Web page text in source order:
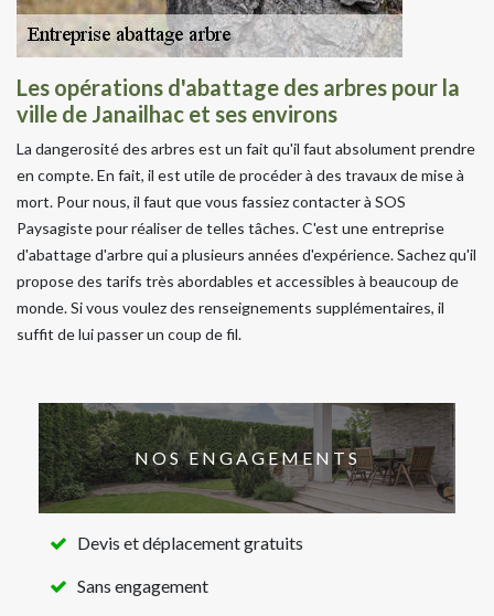
Les opérations d'abattage des arbres pour la
ville de Janailhac et ses environs
La dangerosité des arbres est un fait qu'il faut absolument prendre
en compte. En fait, il est utile de procéder à des travaux de mise à
mort. Pour nous, il faut que vous fassiez contacter à SOS
Paysagiste pour réaliser de telles tâches. C'est une entreprise
d'abattage d'arbre qui a plusieurs années d'expérience. Sachez qu'il
propose des tarifs très abordables et accessibles à beaucoup de
monde. Si vous voulez des renseignements supplémentaires, il
suffit de lui passer un coup de fil.
NOS ENGAGEMENTS
Devis et déplacement gratuits
Sans engagement